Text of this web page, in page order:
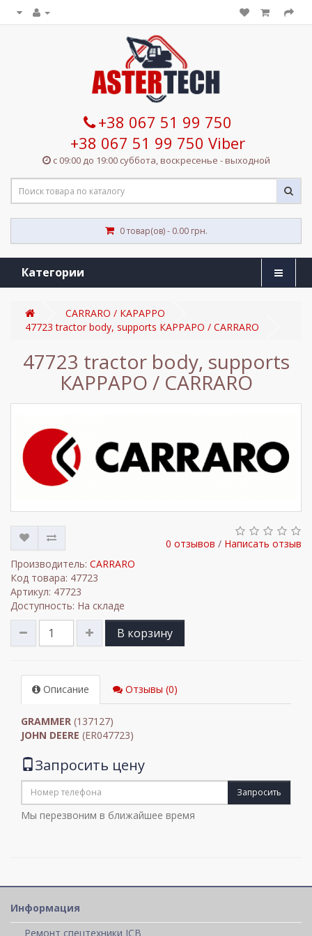
+38 067 51 99 750
+38 067 51 99 750 Viber
с 09:00 до 19:00 суббота, воскресенье - выходной
0 товар(ов) - 0.00 грн.
Категории
CARRARO / КАРАРРО
47723 tractor body, supports КАРРАРО / CARRARO
47723 tractor body, supports
КАРРАРО / CARRARO
0 отзывов / Написать отзыв
Производитель: CARRARO
Код товара: 47723
Артикул: 47723
Доступность: На складе
В корзину
Описание Отзывы (0)
GRAMMER (137127)
JOHN DEERE (ER047723)
Запросить цену
Запросить
Мы перезвоним в ближайшее время
Информация
Ремонт спецтехники JCB